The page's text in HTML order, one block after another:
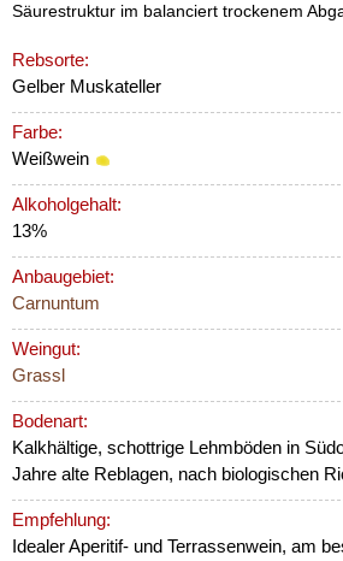
Säurestruktur im balanciert trockenem
Rebsorte:
Gelber Muskateller
Farbe:
Weißwein
Alkoholgehalt:
13%
Anbaugebiet:
Carnuntum
Weingut:
Grassl
Bodenart:
Kalkhältige, schottrige Lehmböden in
Jahre alte Reblagen, nach biologischen
Empfehlung:
Idealer Aperitif- und Terrassenwein, am